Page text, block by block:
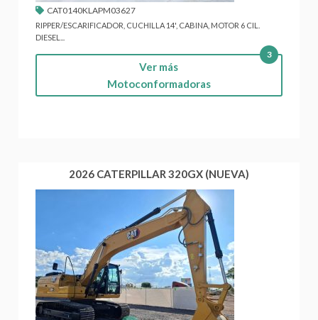
CAT0140KLAPM03627
RIPPER/ESCARIFICADOR, CUCHILLA 14', CABINA, MOTOR 6 CIL.
DIESEL...
3
Ver más
Motoconformadoras
2026 CATERPILLAR 320GX (NUEVA)